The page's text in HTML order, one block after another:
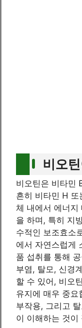
비오
비오틴은 비타민
흔히 비타민 H 또
체 내에서 에너지
을 하며, 특히 지
수적인 보조효소
에서 자연스럽게
품 섭취를 통해
부염, 탈모, 신경
할 수 있어, 비오
유지에 매우 중요
부작용, 그리고
이 이해하는 것이